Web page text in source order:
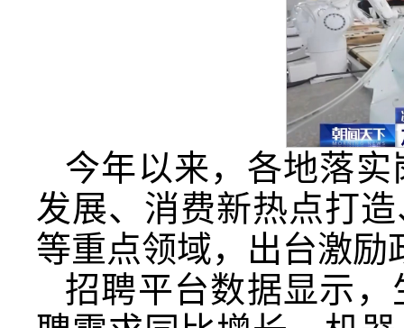
今年以来，各地落
发展、消费新热点打
等重点领域，出台激励
招聘平台数据显示